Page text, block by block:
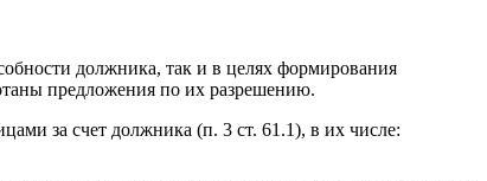
должника, так и в целях формирования
предложения по их разрешению.
за счет должника (п. 3 ст. 61.1), в их числе: